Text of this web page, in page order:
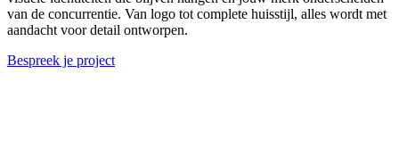
van de concurrentie. Van logo tot complete huisstijl, alles wordt met
aandacht voor detail ontworpen.
Bespreek je project